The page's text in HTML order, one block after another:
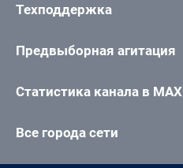
Техподдержка
Предвыборная агитация
Статистика канала в MAX
Все города сети